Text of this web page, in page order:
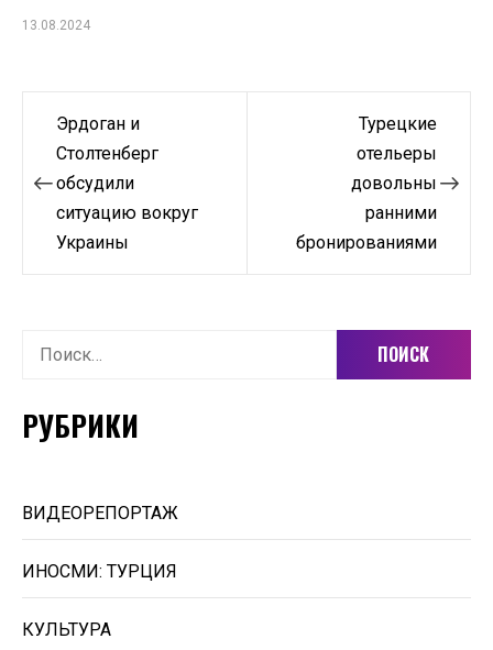
13.08.2024
Навигация
записям
Эрдоган и
Столтенберг
обсудили
ситуацию вокруг
Украины
Турецкие
отельеры
довольны
ранними
бронированиями
Найти:
РУБРИКИ
ВИДЕОРЕПОРТАЖ
ИНОСМИ: ТУРЦИЯ
КУЛЬТУРА